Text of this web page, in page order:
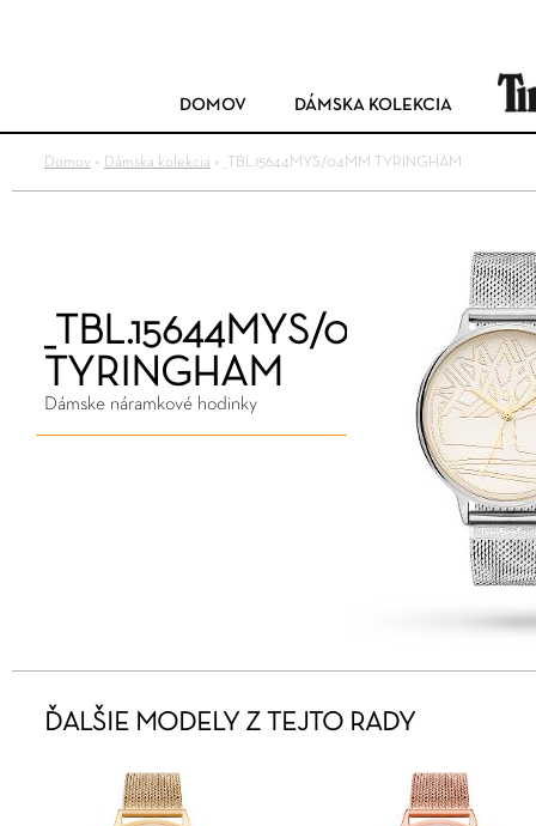
DOMOV DÁMSKA KOLEKCIA
Domov > Dámska kolekcia > _TBL.15644MYS/04MM TYRINGHAM
_TBL.15644MYS/04MM
TYRINGHAM
Dámske náramkové hodinky
ĎALŠIE MODELY Z TEJTO RADY